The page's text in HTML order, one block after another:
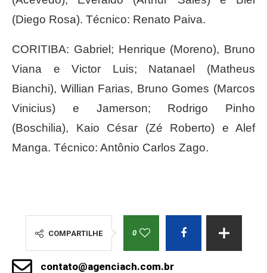
(Diego Rosa). Técnico: Renato Paiva.
CORITIBA: Gabriel; Henrique (Moreno), Bruno
Viana e Victor Luis; Natanael (Matheus
Bianchi), Willian Farias, Bruno Gomes (Marcos
Vinicius) e Jamerson; Rodrigo Pinho
(Boschilia), Kaio César (Zé Roberto) e Alef
Manga. Técnico: Antônio Carlos Zago.
COMPARTILHE 0
contato@agenciach.com.br